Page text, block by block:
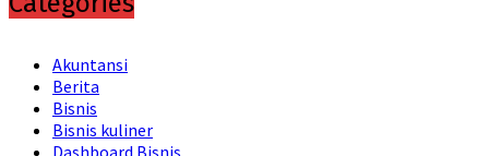
Akuntansi
Berita
Bisnis
Bisnis kuliner
Dashboard Bisnis